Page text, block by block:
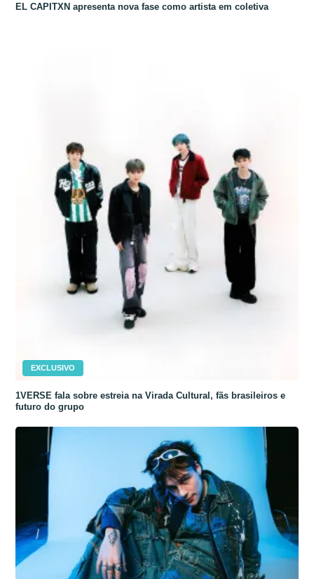
EL CAPITXN apresenta nova fase como artista em coletiva
EXCLUSIVO
1VERSE fala sobre estreia na Virada Cultural, fãs brasileiros e
futuro do grupo